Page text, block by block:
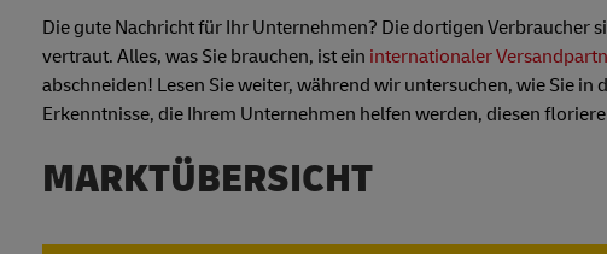
Die gute Nachricht für Ihr Unternehmen? Die dortigen Verbraucher
vertraut. Alles, was Sie brauchen, ist ein internationaler
abschneiden! Lesen Sie weiter, während wir untersuchen, wie Sie
Erkenntnisse, die Ihrem Unternehmen helfen werden, diesen
MARKTÜBERSICHT